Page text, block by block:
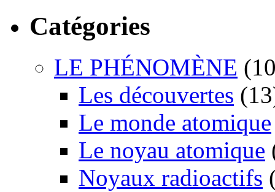
Catégories
LE PHÉNOMÈNE
Les découvertes
Le monde atomique
Le noyau atomique
Noyaux radioactifs